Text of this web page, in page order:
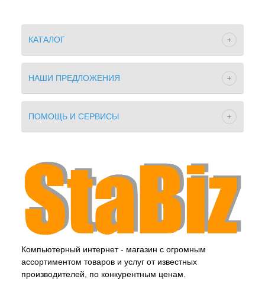
КАТАЛОГ
НАШИ ПРЕДЛОЖЕНИЯ
ПОМОЩЬ И СЕРВИСЫ
Компьютерный интернет - магазин с огромным
ассортиментом товаров и услуг от известных
производителей, по конкурентным ценам.